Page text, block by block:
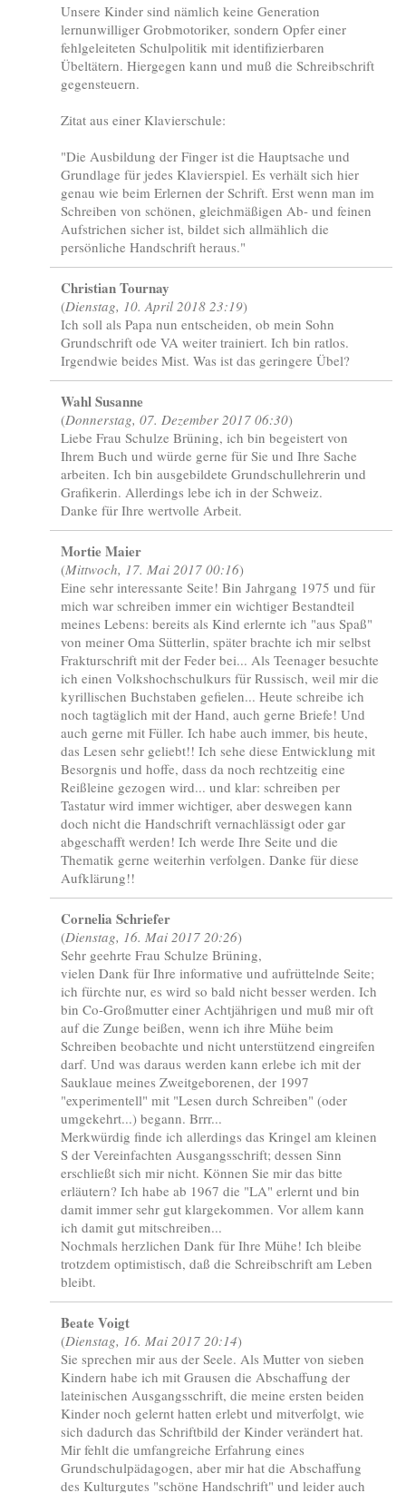
Unsere Kinder sind nämlich keine Generation
lernunwilliger Grobmotoriker, sondern Opfer einer
fehlgeleiteten Schulpolitik mit identifizierbaren
Übeltätern. Hiergegen kann und muß die Schreibschrift
gegensteuern.
Zitat aus einer Klavierschule:
"Die Ausbildung der Finger ist die Hauptsache und
Grundlage für jedes Klavierspiel. Es verhält sich hier
genau wie beim Erlernen der Schrift. Erst wenn man im
Schreiben von schönen, gleichmäßigen Ab- und feinen
Aufstrichen sicher ist, bildet sich allmählich die
persönliche Handschrift heraus."
Christian Tournay
(Dienstag, 10. April 2018 23:19)
Ich soll als Papa nun entscheiden, ob mein Sohn
Grundschrift ode VA weiter trainiert. Ich bin ratlos.
Irgendwie beides Mist. Was ist das geringere Übel?
Wahl Susanne
(Donnerstag, 07. Dezember 2017 06:30)
Liebe Frau Schulze Brüning, ich bin begeistert von
Ihrem Buch und würde gerne für Sie und Ihre Sache
arbeiten. Ich bin ausgebildete Grundschullehrerin und
Grafikerin. Allerdings lebe ich in der Schweiz.
Danke für Ihre wertvolle Arbeit.
Mortie Maier
(Mittwoch, 17. Mai 2017 00:16)
Eine sehr interessante Seite! Bin Jahrgang 1975 und für
mich war schreiben immer ein wichtiger Bestandteil
meines Lebens: bereits als Kind erlernte ich "aus Spaß"
von meiner Oma Sütterlin, später brachte ich mir selbst
Frakturschrift mit der Feder bei... Als Teenager besuchte
ich einen Volkshochschulkurs für Russisch, weil mir die
kyrillischen Buchstaben gefielen... Heute schreibe ich
noch tagtäglich mit der Hand, auch gerne Briefe! Und
auch gerne mit Füller. Ich habe auch immer, bis heute,
das Lesen sehr geliebt!! Ich sehe diese Entwicklung mit
Besorgnis und hoffe, dass da noch rechtzeitig eine
Reißleine gezogen wird... und klar: schreiben per
Tastatur wird immer wichtiger, aber deswegen kann
doch nicht die Handschrift vernachlässigt oder gar
abgeschafft werden! Ich werde Ihre Seite und die
Thematik gerne weiterhin verfolgen. Danke für diese
Aufklärung!!
Cornelia Schriefer
(Dienstag, 16. Mai 2017 20:26)
Sehr geehrte Frau Schulze Brüning,
vielen Dank für Ihre informative und aufrüttelnde Seite;
ich fürchte nur, es wird so bald nicht besser werden. Ich
bin Co-Großmutter einer Achtjährigen und muß mir oft
auf die Zunge beißen, wenn ich ihre Mühe beim
Schreiben beobachte und nicht unterstützend eingreifen
darf. Und was daraus werden kann erlebe ich mit der
Sauklaue meines Zweitgeborenen, der 1997
"experimentell" mit "Lesen durch Schreiben" (oder
umgekehrt...) begann. Brrr...
Merkwürdig finde ich allerdings das Kringel am kleinen
S der Vereinfachten Ausgangsschrift; dessen Sinn
erschließt sich mir nicht. Können Sie mir das bitte
erläutern? Ich habe ab 1967 die "LA" erlernt und bin
damit immer sehr gut klargekommen. Vor allem kann
ich damit gut mitschreiben...
Nochmals herzlichen Dank für Ihre Mühe! Ich bleibe
trotzdem optimistisch, daß die Schreibschrift am Leben
bleibt.
Beate Voigt
(Dienstag, 16. Mai 2017 20:14)
Sie sprechen mir aus der Seele. Als Mutter von sieben
Kindern habe ich mit Grausen die Abschaffung der
lateinischen Ausgangsschrift, die meine ersten beiden
Kinder noch gelernt hatten erlebt und mitverfolgt, wie
sich dadurch das Schriftbild der Kinder verändert hat.
Mir fehlt die umfangreiche Erfahrung eines
Grundschulpädagogen, aber mir hat die Abschaffung
des Kulturgutes "schöne Handschrift" und leider auch